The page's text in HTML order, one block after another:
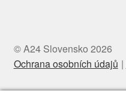
© A24 Slovensko 2026
Ochrana osobních údajů